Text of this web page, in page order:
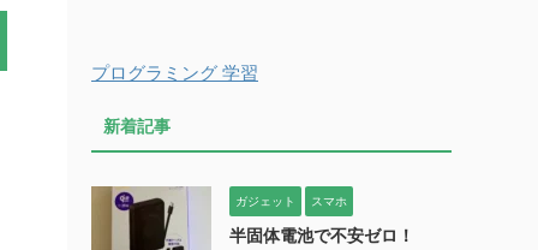
プログラミング 学習
新着記事
ガジェット スマホ
半固体電池で不安ゼロ！